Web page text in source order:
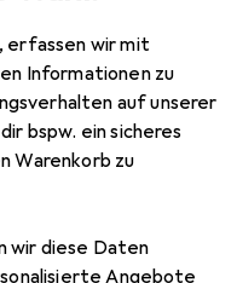
erfassen wir mit
Informationen zu
auf unserer
bspw. ein sicheres
Warenkorb zu
wir diese Daten
Angebote
Kissen
grün, 50 x 50